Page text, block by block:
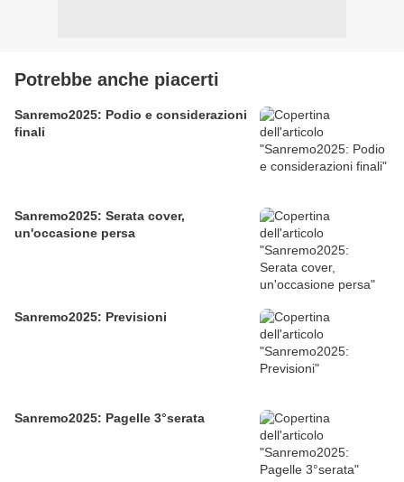
Potrebbe anche piacerti
Sanremo2025: Podio e considerazioni
finali
Sanremo2025: Serata cover,
un'occasione persa
Sanremo2025: Previsioni
Sanremo2025: Pagelle 3°serata